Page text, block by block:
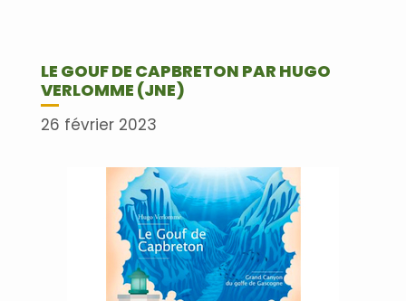
LE GOUF DE CAPBRETON PAR HUGO
VERLOMME (JNE)
26 février 2023